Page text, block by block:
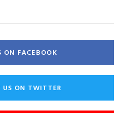
ON FACEBOOK
US ON TWITTER